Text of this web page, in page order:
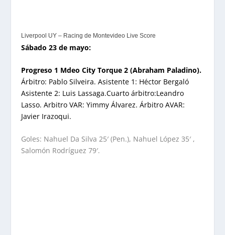
Liverpool UY – Racing de Montevideo Live Score
Sábado 23 de mayo:
Progreso 1 Mdeo City Torque 2 (Abraham Paladino).
Árbitro: Pablo Silveira. Asistente 1: Héctor Bergaló
Asistente 2: Luis Lassaga.Cuarto árbitro:Leandro
Lasso. Arbitro VAR: Yimmy Álvarez. Árbitro AVAR:
Javier Irazoqui.
Goles: Nahuel Da Silva 25′ (Pen.), Nahuel López 35′ ,
Salomón Rodríguez 79′.